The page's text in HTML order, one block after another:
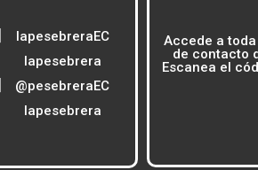
lapesebreraEC
lapesebrera
@pesebreraEC
lapesebrera
Accede a
de contacto
Escanea el